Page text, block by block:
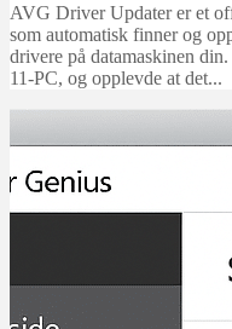
AVG Driver Updater er et
som automatisk finner og
drivere på datamaskinen
11-PC, og opplevde at det...